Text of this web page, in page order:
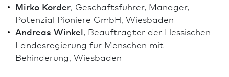
Mirko Korder, Geschäfts­führer, Manager,
Potenzial Pioniere GmbH, Wies­ba­den
Andreas Winkel, Beauftragter der Hessischen
Landes­regierung für Menschen mit
Behinderung, Wies­ba­den